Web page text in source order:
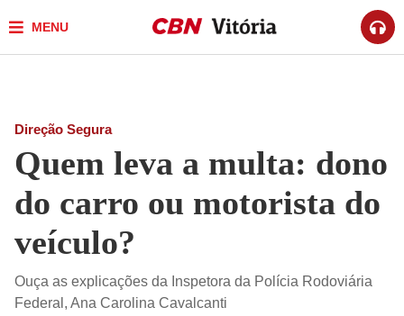
MENU
Direção Segura
Quem leva a multa: dono
do carro ou motorista do
veículo?
Ouça as explicações da Inspetora da Polícia Rodoviária
Federal, Ana Carolina Cavalcanti